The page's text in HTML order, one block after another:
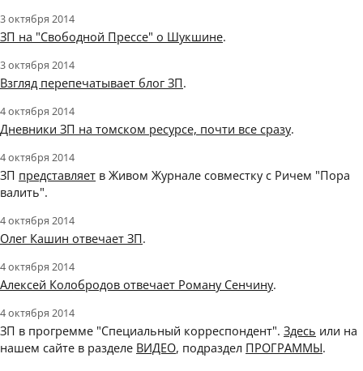
3 октября 2014
ЗП на "Свободной Прессе" о Шукшине.
3 октября 2014
Взгляд перепечатывает блог ЗП.
4 октября 2014
Дневники ЗП на томском ресурсе, почти все сразу.
4 октября 2014
ЗП представляет в Живом Журнале совместку с Ричем "Пора
валить".
4 октября 2014
Олег Кашин отвечает ЗП.
4 октября 2014
Алексей Колобродов отвечает Роману Сенчину.
4 октября 2014
ЗП в прогремме "Специальный корреспондент". Здесь или на
нашем сайте в разделе ВИДЕО, подраздел ПРОГРАММЫ.